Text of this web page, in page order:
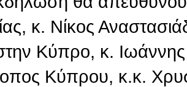
κ. Νίκος
Κύπρο, κ.
Κύπρου, κ.κ.